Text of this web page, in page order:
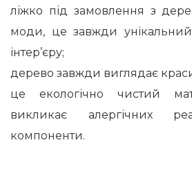
ліжко під замовлення з
моди, це завжди
інтер’єру;
дерево завжди виглядає
це екологічно чистий
викликає алергічних
компоненти.